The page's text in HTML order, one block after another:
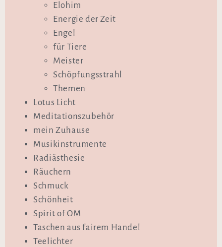
Elohim
Energie der Zeit
Engel
für Tiere
Meister
Schöpfungsstrahl
Themen
Lotus Licht
Meditationszubehör
mein Zuhause
Musikinstrumente
Radiästhesie
Räuchern
Schmuck
Schönheit
Spirit of OM
Taschen aus fairem Handel
Teelichter